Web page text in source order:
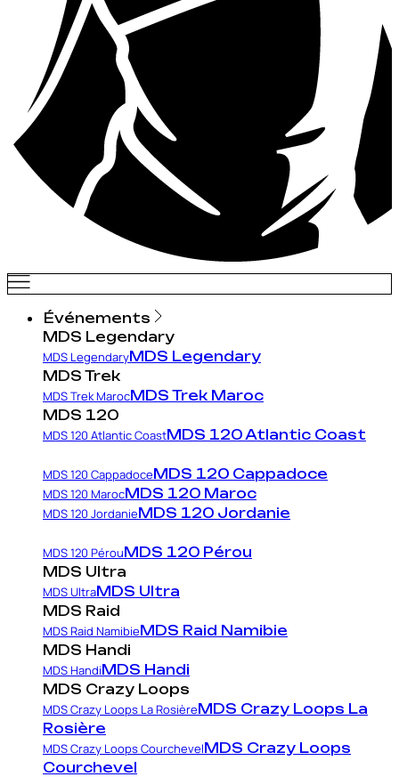
Événements
MDS Legendary
MDS LegendaryMDS Legendary
MDS Trek
MDS Trek MarocMDS Trek Maroc
MDS 120
MDS 120 Atlantic CoastMDS 120 Atlantic Coast
MDS 120 CappadoceMDS 120 Cappadoce
MDS 120 MarocMDS 120 Maroc
MDS 120 JordanieMDS 120 Jordanie
MDS 120 PérouMDS 120 Pérou
MDS Ultra
MDS UltraMDS Ultra
MDS Raid
MDS Raid NamibieMDS Raid Namibie
MDS Handi
MDS HandiMDS Handi
MDS Crazy Loops
MDS Crazy Loops La RosièreMDS Crazy Loops La
Rosière
MDS Crazy Loops CourchevelMDS Crazy Loops
Courchevel